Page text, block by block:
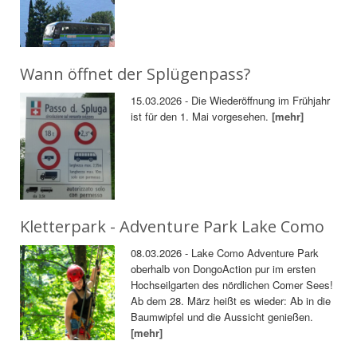
Wann öffnet der Splügenpass?
15.03.2026 - Die Wiederöffnung im Frühjahr
ist für den 1. Mai vorgesehen.[mehr]
Kletterpark - Adventure Park Lake Como
08.03.2026 - Lake Como Adventure Park
oberhalb von DongoAction pur im ersten
Hochseilgarten des nördlichen Comer Sees!
Ab dem 28. März heißt es wieder: Ab in die
Baumwipfel und die Aussicht genießen.
[mehr]